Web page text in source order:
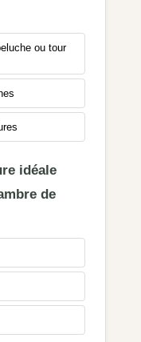
ou tour
idéale
de